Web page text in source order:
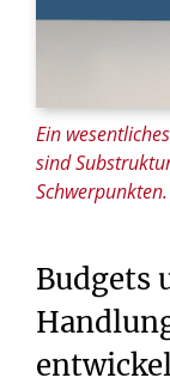
Ein
sind
Schwerpunkten.
Budgets